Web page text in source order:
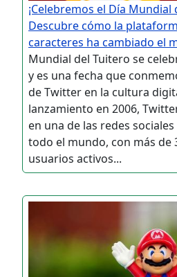
¡Celebremos el Día Mundial
Descubre cómo la
caracteres ha cambiado el
Mundial del Tuitero se
y es una fecha que
de Twitter en la cultura
lanzamiento en 2006,
en una de las redes
todo el mundo, con más de
usuarios activos...